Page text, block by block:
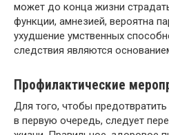
может до конца жизни
функции, амнезией, вероятна
ухудшение умственных
следствия являются
Профилактические
Для того, чтобы предотвратить
в первую очередь, следует